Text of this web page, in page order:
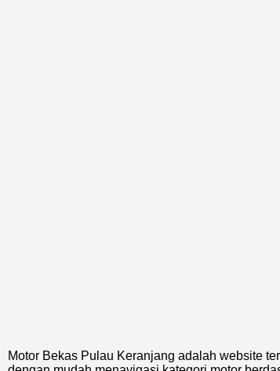
Motor Bekas Pulau Keranjang adalah website